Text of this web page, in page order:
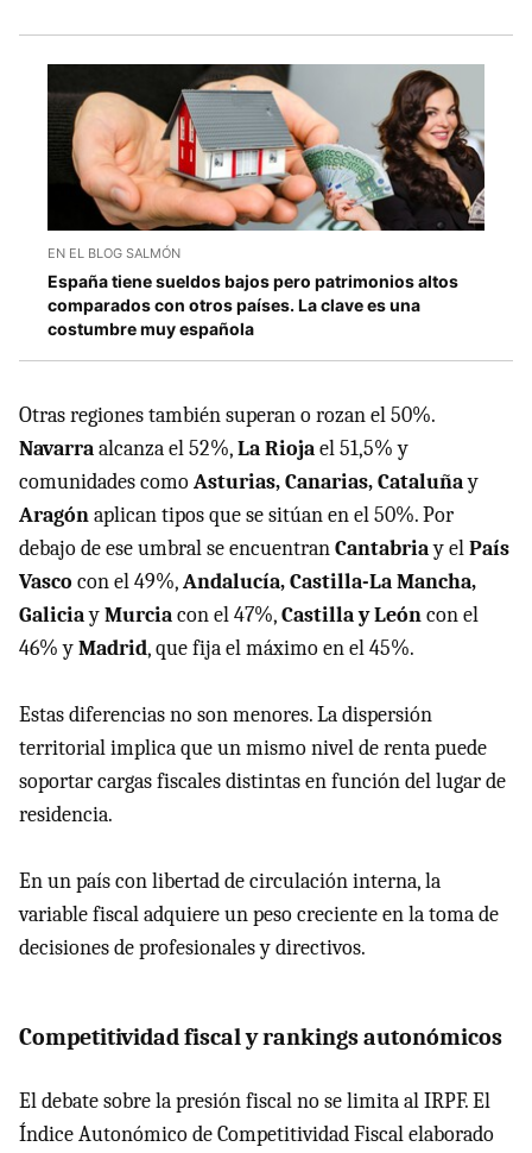
EN EL BLOG SALMÓN
España tiene sueldos bajos pero patrimonios altos
comparados con otros países. La clave es una
costumbre muy española
Otras regiones también superan o rozan el 50%.
Navarraalcanza el 52%,La Riojael 51,5% y
comunidades comoAsturias,Canarias, Cataluñay
Aragónaplican tipos que se sitúan en el 50%. Por
debajo de ese umbral se encuentranCantabriay elPaís
Vasco con el 49%,Andalucía, Castilla-La Mancha,
GaliciayMurciacon el 47%,Castilla y Leóncon el
46% yMadrid, que fija el máximo en el 45%.
Estas diferencias no son menores. La dispersión
territorial implica que un mismo nivel de renta puede
soportar cargas fiscales distintas en función del lugar de
residencia.
En un país con libertad de circulación interna, la
variable fiscal adquiere un peso creciente en la toma de
decisiones de profesionales y directivos.
Competitividad fiscal y rankings autonómicos
El debate sobre la presión fiscal no se limita al IRPF. El
Índice Autonómico de Competitividad Fiscal elaborado